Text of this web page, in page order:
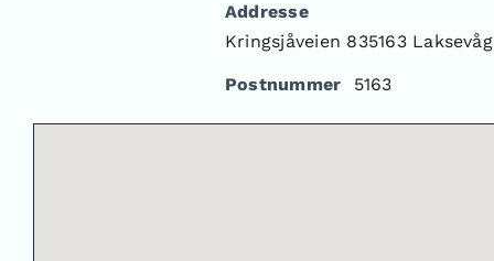
Addresse
Kringsjåveien 835163 Laksevåg
Postnummer 5163